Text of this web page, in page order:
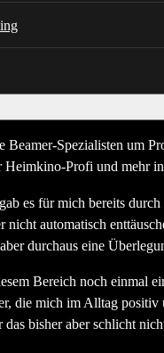
Beamer-Spezialisten um
Profi und mehr
es für mich bereits
nicht automatisch
durchaus eine
Bereich noch einmal
die mich im Alltag positiv
bisher aber schlicht